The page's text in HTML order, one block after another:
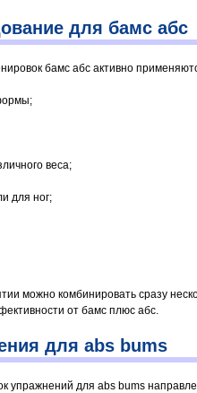
для бамс абс
бамс абс активно
веса;
для ног;
можно комбинировать сразу
от бамс плюс абс.
для abs bums
упражнений для abs bums